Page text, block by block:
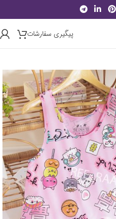
پیگیری سفارشات